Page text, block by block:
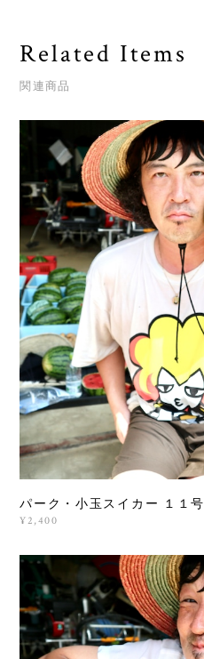
Related Items
関連商品
パーク・小玉スイカー １１号
¥2,400